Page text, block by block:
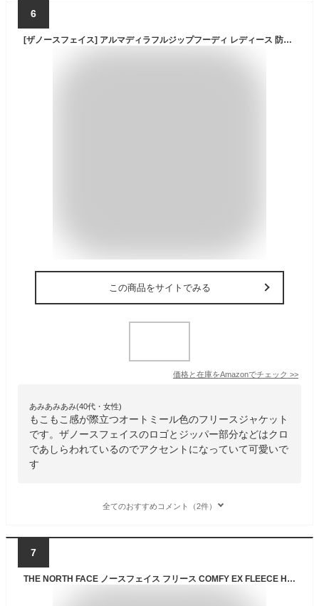
6
[ザノースフェイス] アルマディラフルジップフーディ レディース 防寒 保温 オートミール S
この商品をサイトでみる
価格と在庫をAmazonでチェック >>
あみあみあみ(40代・女性)
もこもこ感が際立つオートミール色のフリースジャケット
です。ザノースフェイスのロゴとジッパー部分などはクロ
であしらわれているのでアクセントになっていて可愛いで
す
全てのおすすめコメント（2件）
7
THE NORTH FACE ノースフェイス フリース COMFY EX FLEECE HOODIE コンフィ フリース フーディ フード パーカー ジャケット WHITE LABEL ホワイトレーベル NJ4FM58J/K/L/M メンズ レディース 男女共用【中古】未使用品